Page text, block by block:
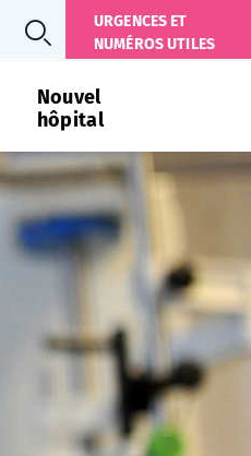
URGENCES ET
NUMÉROS UTILES
Nouvel
hôpital